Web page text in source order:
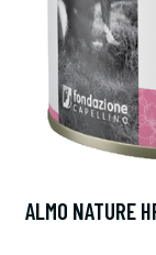
ALMO NATURE